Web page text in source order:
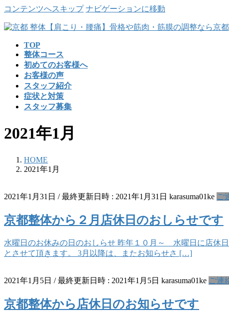
コンテンツへスキップ ナビゲーションに移動
TOP
整体コース
初めてのお客様へ
お客様の声
スタッフ紹介
症状と対策
スタッフ募集
2021年1月
HOME
2021年1月
2021年1月31日 / 最終更新日時 : 2021年1月31日 karasuma01ke ご
京都整体から２月店休日のおしらせです
水曜日のお休みの日のおしらせ 昨年１０月～ 水曜日に店
とさせて頂きます。 3月以降は、またお知らせさ […]
2021年1月5日 / 最終更新日時 : 2021年1月5日 karasuma01ke ご連
京都整体から店休日のお知らせです